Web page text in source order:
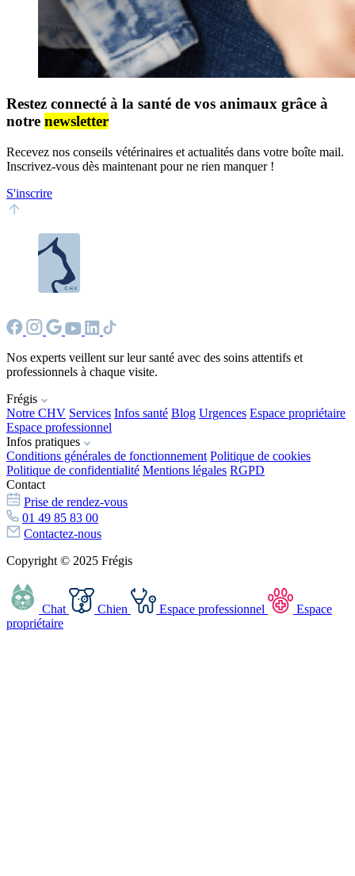
Restez connecté à la santé de vos animaux grâce à
notre newsletter
Recevez nos conseils vétérinaires et actualités dans votre boîte mail.
Inscrivez-vous dès maintenant pour ne rien manquer !
S'inscrire
Nos experts veillent sur leur santé avec des soins attentifs et
professionnels à chaque visite.
Frégis
Notre CHV Services Infos santé Blog Urgences Espace propriétaire
Espace professionnel
Infos pratiques
Conditions générales de fonctionnement Politique de cookies
Politique de confidentialité Mentions légales RGPD
Contact
Prise de rendez-vous
01 49 85 83 00
Contactez-nous
Copyright © 2025 Frégis
Chat Chien Espace professionnel
Espace
propriétaire